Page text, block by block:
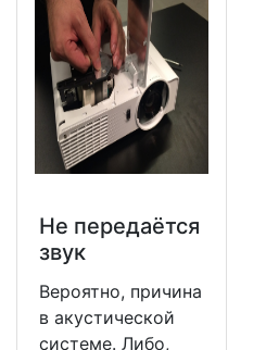
Не передаётся
звук
Вероятно, причина
в акустической
системе. Либо,